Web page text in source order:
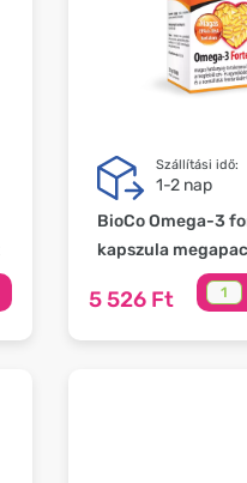
Szállítási idő:
1-2 nap
BioCo Omega-3
kapszula
5 526 Ft